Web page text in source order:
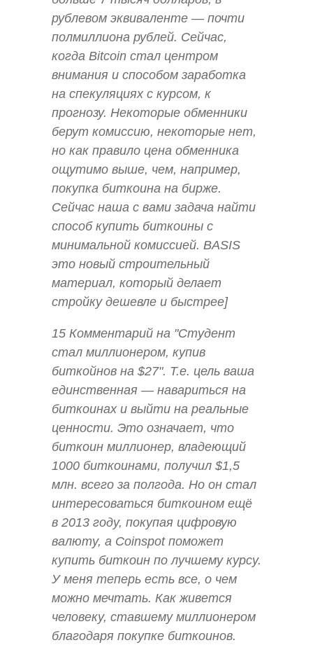
рублевом эквиваленте — почти
полмиллиона рублей. Сейчас,
когда Bitcoin стал центром
внимания и способом заработка
на спекуляциях с курсом, к
прогнозу. Некоторые обменники
берут комиссию, некоторые нет,
но как правило цена обменника
ощутимо выше, чем, например,
покупка биткоина на бирже.
Сейчас наша с вами задача найти
способ купить биткоины с
минимальной комиссией. BASIS
это новый строительный
материал, который делает
стройку дешевле и быстрее]
15 Комментарий на "Cтудент
стал миллионером, купив
биткойнов на $27". Т.е. цель ваша
единственная — навариться на
биткоинах и выйти на реальные
ценности. Это означает, что
биткоин миллионер, владеющий
1000 биткоинами, получил $1,5
млн. всего за полгода. Но он стал
интересоваться биткоином ещё
в 2013 году, покупая цифровую
валюту, а Coinspot поможет
купить биткоин по лучшему курсу.
У меня теперь есть все, о чем
можно мечтать. Как живется
человеку, ставшему миллионером
благодаря покупке биткоинов.